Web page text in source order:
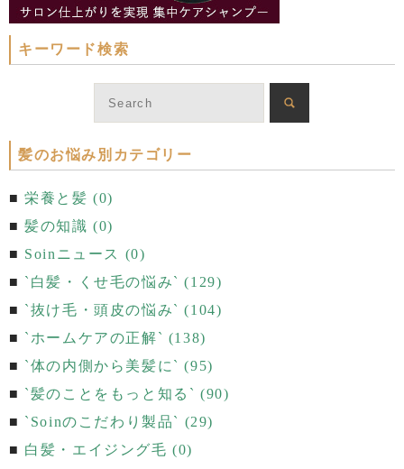
キーワード検索
髪のお悩み別カテゴリー
栄養と髪 (0)
髪の知識 (0)
Soinニュース (0)
`白髪・くせ毛の悩み` (129)
`抜け毛・頭皮の悩み` (104)
`ホームケアの正解` (138)
`体の内側から美髪に` (95)
`髪のことをもっと知る` (90)
`Soinのこだわり製品` (29)
白髪・エイジング毛 (0)